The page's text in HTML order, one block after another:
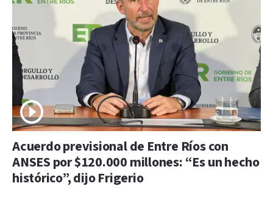
Acuerdo previsional de Entre Ríos con
ANSES por $120.000 millones: “Es un hecho
histórico”, dijo Frigerio